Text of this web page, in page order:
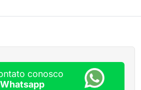
conosco
Whatsapp